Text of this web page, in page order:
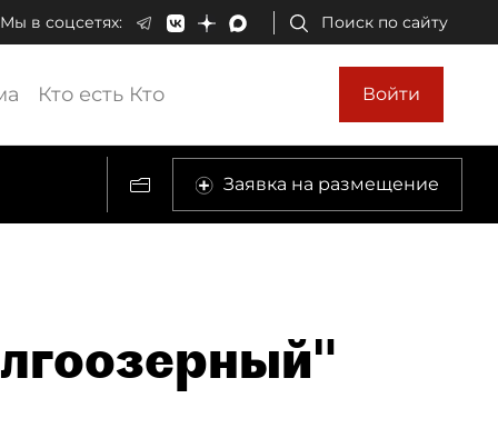
Мы в соцсетях: Поиск по сайту
Кто есть Кто Войти
Заявка на размещение